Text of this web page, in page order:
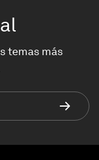
temas más